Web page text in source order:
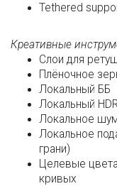
Tethered
Креативные
Слои для
Плёночное
Локальный ББ
Локальный HDR
Локальное
Локальное
грани)
Целевые
кривых